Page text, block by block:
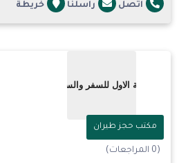
اتصل راسلنا خريطة
مكتب حجز طيران
(0 المراجعات)